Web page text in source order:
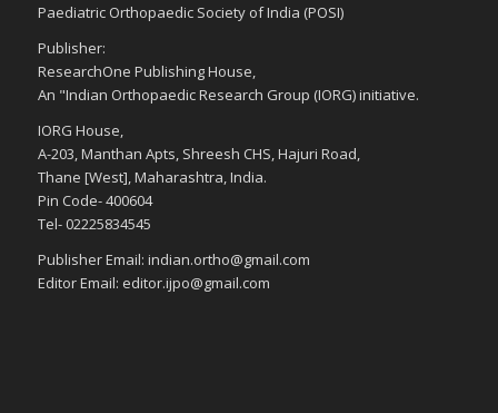
Paediatric Orthopaedic Society of India (POSI)
Publisher:
ResearchOne Publishing House,
An "Indian Orthopaedic Research Group (IORG) initiative.
IORG House,
A-203, Manthan Apts, Shreesh CHS, Hajuri Road,
Thane [West], Maharashtra, India.
Pin Code- 400604
Tel- 02225834545
Publisher Email: indian.ortho@gmail.com
Editor Email: editor.ijpo@gmail.com